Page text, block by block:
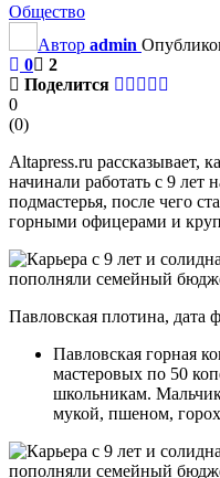
Общество
Автор admin
0
2
Поделится
0
(0)
Altapress.ru рассказывает,
начинали работать с 9 лет
подмастерья, после чего
горными офицерами и
Павловская плотина, дата
Павловская горная
мастеровых по 50
школьникам.
мукой, пшеном,